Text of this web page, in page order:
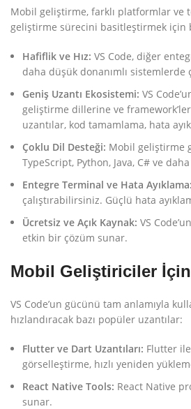
Mobil geliştirme, farklı platformlar ve
geliştirme sürecini basitleştirmek için
Hafiflik ve Hız: VS Code, diğer
daha düşük donanımlı sistemlerde
Geniş Uzantı Ekosistemi: VS
geliştirme dillerine ve
uzantılar, kod tamamlama, hata
Çoklu Dil Desteği: Mobil geliştirme
TypeScript, Python, Java, C# ve
Entegre Terminal ve Hata Ayıklama:
çalıştırabilirsiniz. Güçlü hata
Ücretsiz ve Açık Kaynak: VS
etkin bir çözüm sunar.
Mobil Geliştiriciler İçin
VS Code’un gücünü tam anlamıyla
hızlandıracak bazı popüler uzantılar:
Flutter ve Dart Uzantıları: Flutter
görselleştirme, hızlı yeniden
React Native Tools: React Native
sunar.
Facebook
Pinterest
WhatsApp